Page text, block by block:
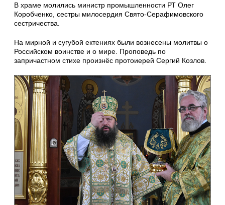
В храме молились министр промышленности РТ Олег
Коробченко, сестры милосердия Свято-Серафимовского
сестричества.
На мирной и сугубой ектениях были вознесены молитвы о
Российском воинстве и о мире. Проповедь по
запричастном стихе произнёс протоиерей Сергий Козлов.